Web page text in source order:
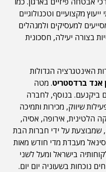
מקצועיים וטכנולוגיים
למעסיקים ולמנהלים
בצורה יעילה, חסכונית
האינטגרציה הגדולות
אנד ברדסטריט. מטה
ביקנעם. בנוסף, לחברה
שיווק, מכירות ותמיכה
הלטינית, אירופה, אסיה,
שמבוצעת על ידי חברות הבת
מעבדת מדי חודש מאות
תלושי שכר עבור כ-10,000 לקוחותיה בישראל ומעל לשני
נוכחות בשעוניה יום יום.